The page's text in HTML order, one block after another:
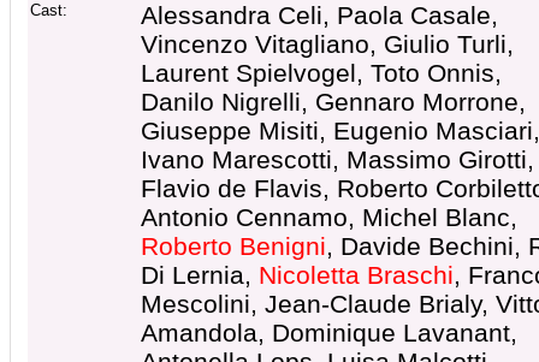
Cast:
Alessandra Celi, Paola Casale,
Vincenzo Vitagliano, Giulio Turli,
Laurent Spielvogel, Toto Onnis,
Danilo Nigrelli, Gennaro Morrone,
Giuseppe Misiti, Eugenio Masciari,
Ivano Marescotti, Massimo Girotti,
Flavio de Flavis, Roberto
Antonio Cennamo, Michel Blanc,
Roberto Benigni, Davide Bechini,
Di Lernia, Nicoletta Braschi,
Mescolini, Jean-Claude Brialy,
Amandola, Dominique Lavanant,